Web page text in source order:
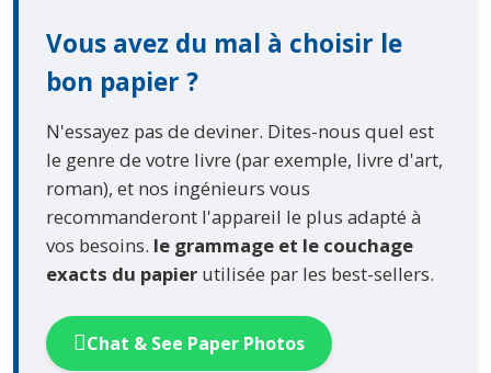
Vous avez du mal à choisir le
bon papier ?
N'essayez pas de deviner. Dites-nous quel est
le genre de votre livre (par exemple, livre d'art,
roman), et nos ingénieurs vous
recommanderont l'appareil le plus adapté à
vos besoins. le grammage et le couchage
exacts du papier utilisée par les best-sellers.
Chat & See Paper Photos